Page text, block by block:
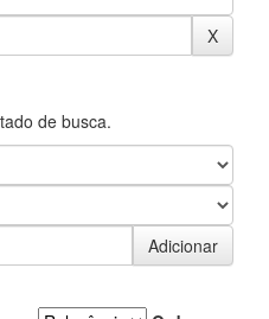
de busca.